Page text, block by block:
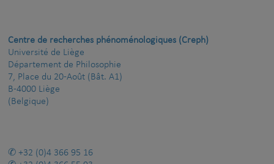
Centre de recherches phénoménologiques (Creph)
Université de Liège
Département de Philosophie
7, Place du 20-Août (Bât. A1)
B-4000 Liège
(Belgique)
+32 (0)4 366 95 16